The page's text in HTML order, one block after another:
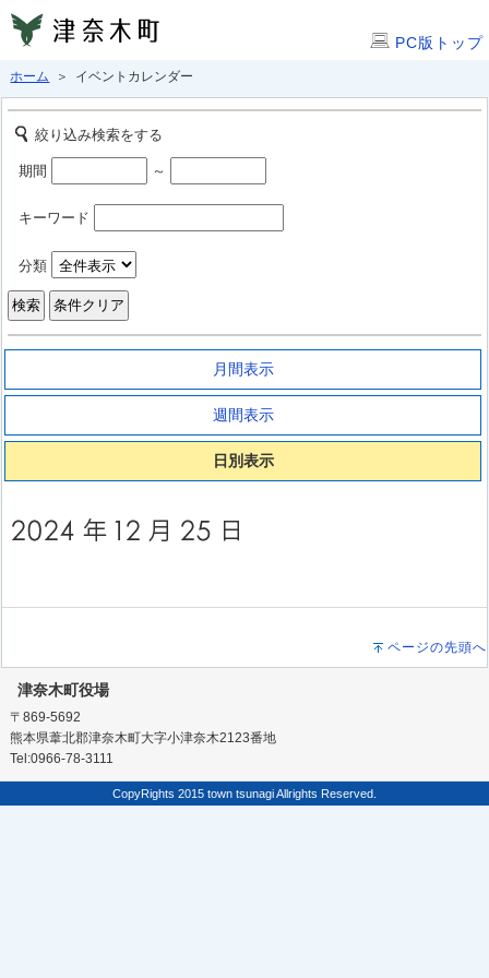
PC版トップ
ホーム ＞ イベントカレンダー
絞り込み検索をする
期間 ～
キーワード
分類
月間表示
週間表示
日別表示
ページの先頭へ
津奈木町役場
〒869-5692
熊本県葦北郡津奈木町大字小津奈木2123番地
Tel:0966-78-3111
CopyRights 2015 town tsunagi Allrights Reserved.